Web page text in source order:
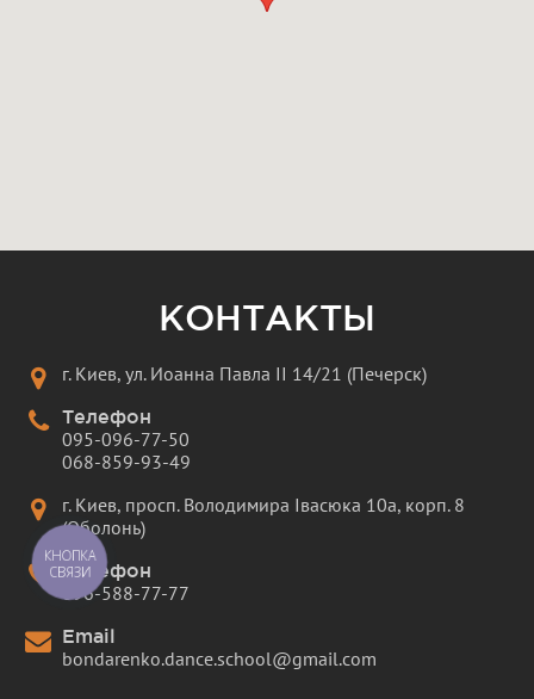
КОНТАКТЫ
г. Киев, ул. Иоанна Павла II 14/21 (Печерск)
Телефон
095-096-77-50
068-859-93-49
г. Киев, просп. Володимира Івасюка 10а, корп. 8
(Оболонь)
Телефон
096-588-77-77
Email
bondarenko.dance.school@gmail.com
КНОПКА
СВЯЗИ